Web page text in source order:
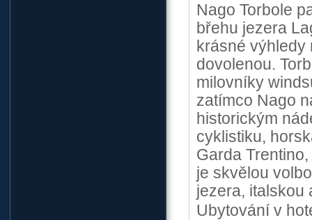
Nago Torbole
břehu jezera
krásné
dovolenou.
milovníky
zatímco Nago
historickým
cyklistiku,
Garda
je skvělou
jezera, italskou
Ubytování v